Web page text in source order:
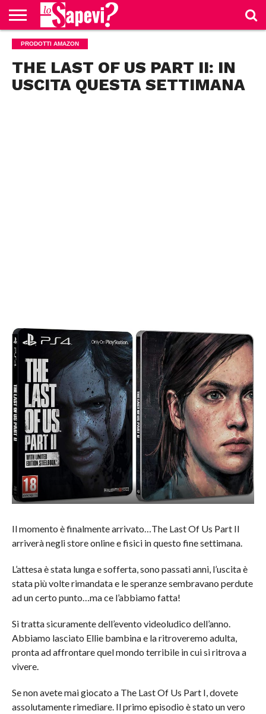
CURIOSITÀ
BENESSERE
GOSSIP
PRODOTTI
NEWS
CASA E
PRODOTTI AMAZON
THE LAST OF US PART II: IN
USCITA QUESTA SETTIMANA
Il momento è finalmente arrivato…The Last Of Us Part II
arriverà negli store online e fisici in questo fine settimana.
L’attesa è stata lunga e sofferta, sono passati anni, l’uscita è
stata più volte rimandata e le speranze sembravano perdute
ad un certo punto…ma ce l’abbiamo fatta!
Si tratta sicuramente dell’evento videoludico dell’anno.
Abbiamo lasciato Ellie bambina e la ritroveremo adulta,
pronta ad affrontare quel mondo terribile in cui si ritrova a
vivere.
Se non avete mai giocato a The Last Of Us Part I, dovete
assolutamente rimediare. Il primo episodio è stato un vero